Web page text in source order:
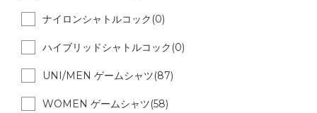
ナイロンシャトルコック(0)
ハイブリッドシャトルコック(0)
UNI/MEN ゲームシャツ(87)
WOMEN ゲームシャツ(58)